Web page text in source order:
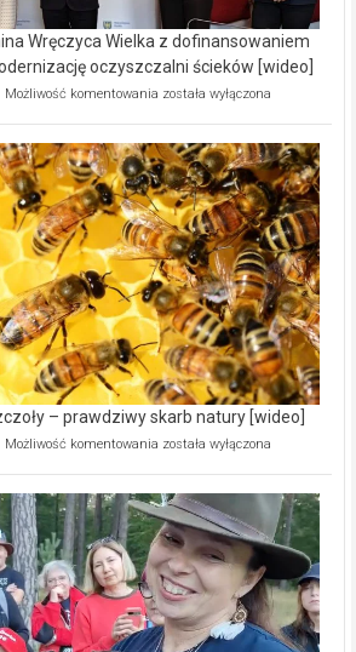
Wręczyca Wielka z dofinansowaniem
oczyszczalni ścieków [wideo]
Możliwość komentowania Ekologiczne
Wręczyca
Wielka
z
dofinansowaniem
ponad
15,6
mln
na
modernizację
oczyszczalni
ścieków
[wideo]
została wyłączona
– prawdziwy skarb natury [wideo]
Możliwość komentowania Ekologiczne
–
prawdziwy
skarb
natury
[wideo]
została wyłączona